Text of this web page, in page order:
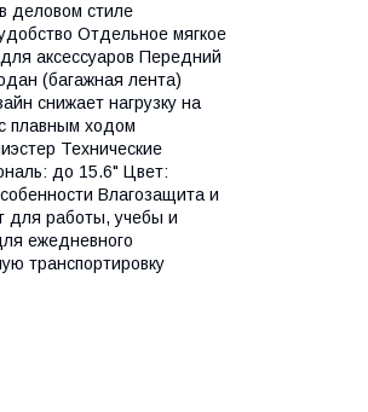
деловом стиле
Отдельное мягкое
аксессуаров Передний
(багажная лента)
снижает нагрузку на
плавным ходом
Технические
до 15.6" Цвет:
Влагозащита и
для работы, учебы и
ежедневного
транспортировку